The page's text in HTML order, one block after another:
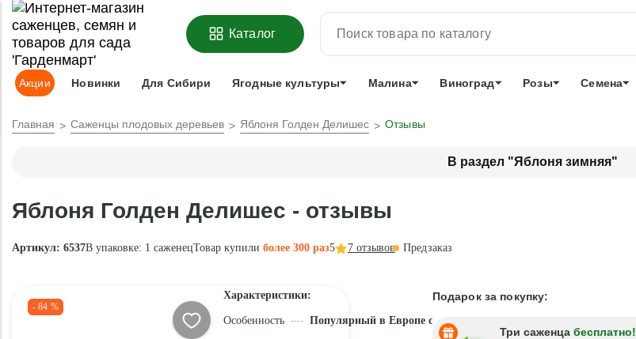
ОФОРМИТЬПРЕДЗАКАЗ =ЗАБРОНИРОВАТЬЛУЧШЕЕ
Адрес доставки:Москва Доставка и оплата Гарантии
Каталог
Акции Новинки Для Сибири Ягодные культуры Малина Виноград Розы Семена
Главная Саженцы плодовых деревьев Яблоня Голден Делишес Отзывы
В раздел "Яблоня зимняя"
Яблоня Голден Делишес - отзывы
Артикул: 6537В упаковке: 1 саженецТовар купили более 300 раз5 7 отзывов Предзаказ
- 84 %
Характеристики:
Особенность Популярный в Европе сорт
Подарок за покупку:
Три саженца бесплатно!